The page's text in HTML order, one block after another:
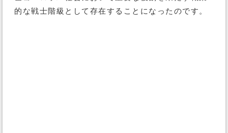
的な戦士階級として存在することになったのです。